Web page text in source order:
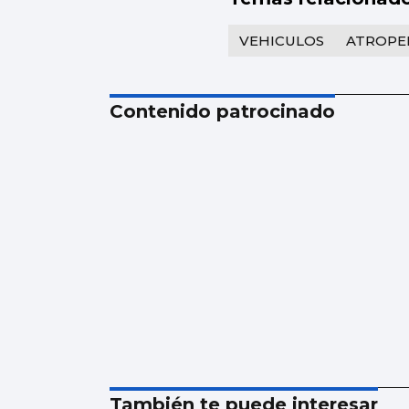
VEHICULOS
Contenido patrocinado